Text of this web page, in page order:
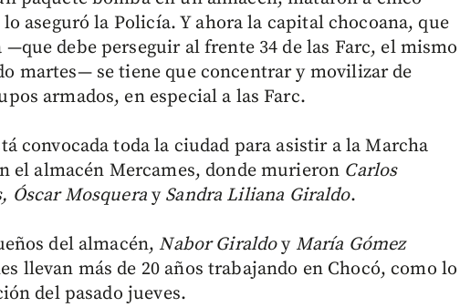
aseguró la Policía. Y ahora la capital chocoana, que
debe perseguir al frente 34 de las Farc, el mismo
martes— se tiene que concentrar y movilizar de
armados, en especial a las Farc.
convocada toda la ciudad para asistir a la Marcha
el almacén Mercames, donde murieron Carlos
Óscar Mosqueray Sandra Liliana Giraldo.
del almacén, Nabor Giraldoy María Gómez
llevan más de 20 años trabajando en Chocó, como lo
del pasado jueves.